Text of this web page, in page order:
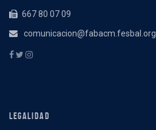
667 80 07 09
comunicacion@fabacm.fesbal.org
LEGALIDAD